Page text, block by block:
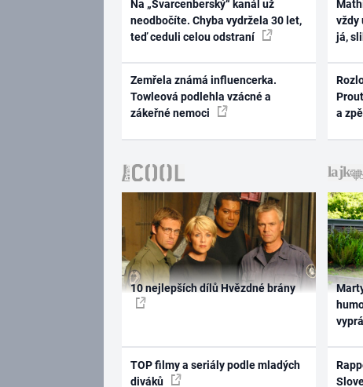
Na „Švarcenberský“ kanál už
neodbočíte. Chyba vydržela 30 let,
teď ceduli celou odstraní
Zemřela známá influencerka.
Towleová podlehla vzácné a
zákeřné nemoci
vždy
já,
a
10 nejlepších dílů Hvězdné brány
TOP filmy a seriály podle mladých
diváků